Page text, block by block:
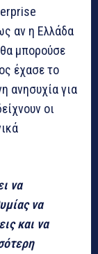
αν η Ελλάδα
θα μπορούσε
έχασε το
ανησυχία για
οι
να
να
και να